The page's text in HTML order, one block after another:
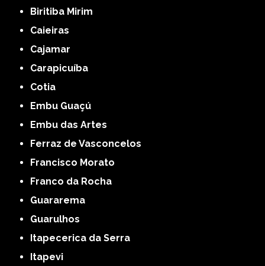
Biritiba Mirim
Caieiras
Cajamar
Carapicuíba
Cotia
Embu Guaçú
Embu das Artes
Ferraz de Vasconcelos
Francisco Morato
Franco da Rocha
Guararema
Guarulhos
Itapecerica da Serra
Itapevi